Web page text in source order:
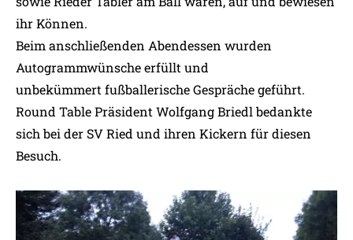
ihr Können.
Beim anschließenden Abendessen wurden
Autogrammwünsche erfüllt und
unbekümmert fußballerische Gespräche geführt.
Round Table Präsident Wolfgang Briedl bedankte
sich bei der SV Ried und ihren Kickern für diesen
Besuch.